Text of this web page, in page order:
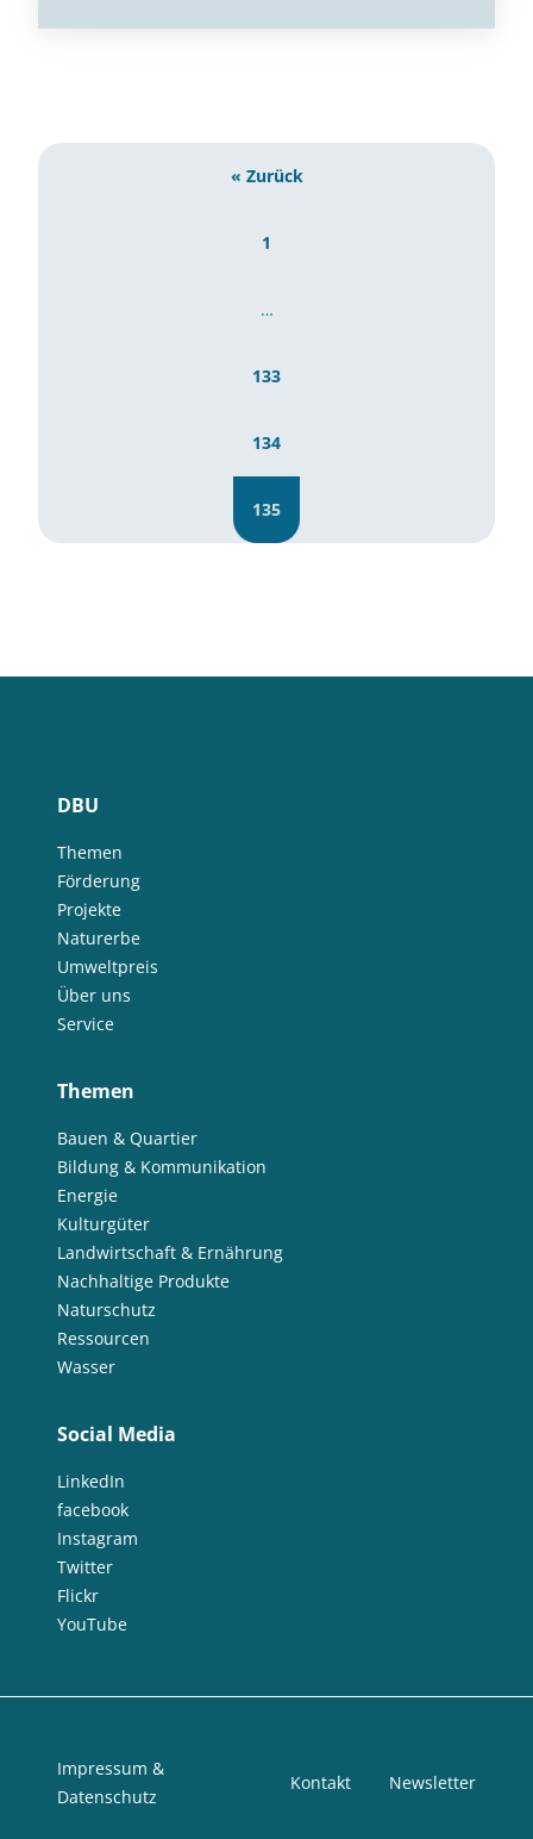
« Zurück
1
…
133
134
135
DBU
Themen
Förderung
Projekte
Naturerbe
Umweltpreis
Über uns
Service
Themen
Bauen & Quartier
Bildung & Kommunikation
Energie
Kulturgüter
Landwirtschaft & Ernährung
Nachhaltige Produkte
Naturschutz
Ressourcen
Wasser
Social Media
LinkedIn
facebook
Instagram
Twitter
Flickr
YouTube
Impressum &
Datenschutz
Kontakt Newsletter